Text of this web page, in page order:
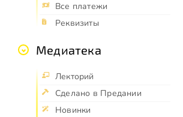
Все платежи
Реквизиты
Медиатека
Лекторий
Сделано в Предании
Новинки